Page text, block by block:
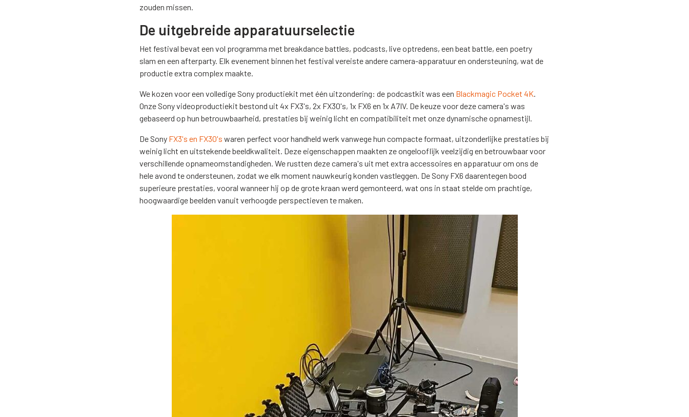
zouden missen.
De uitgebreide apparatuurselectie
Het festival bevat een vol programma met breakdance battles, podcasts, live optredens, een beat battle, een poetry
slam en een afterparty. Elk evenement binnen het festival vereiste andere camera-apparatuur en ondersteuning, wat de
productie extra complex maakte.
We kozen voor een volledige Sony productiekit met één uitzondering: de podcastkit was een Blackmagic Pocket 4K.
Onze Sony videoproductiekit bestond uit 4x FX3's, 2x FX30's, 1x FX6 en 1x A7IV. De keuze voor deze camera's was
gebaseerd op hun betrouwbaarheid, prestaties bij weinig licht en compatibiliteit met onze dynamische opnamestijl.
De Sony FX3's en FX30's waren perfect voor handheld werk vanwege hun compacte formaat, uitzonderlijke prestaties bij
weinig licht en uitstekende beeldkwaliteit. Deze eigenschappen maakten ze ongelooflijk veelzijdig en betrouwbaar voor
verschillende opnameomstandigheden. We rustten deze camera's uit met extra accessoires en apparatuur om ons de
hele avond te ondersteunen, zodat we elk moment nauwkeurig konden vastleggen. De Sony FX6 daarentegen bood
superieure prestaties, vooral wanneer hij op de grote kraan werd gemonteerd, wat ons in staat stelde om prachtige,
hoogwaardige beelden vanuit verhoogde perspectieven te maken.